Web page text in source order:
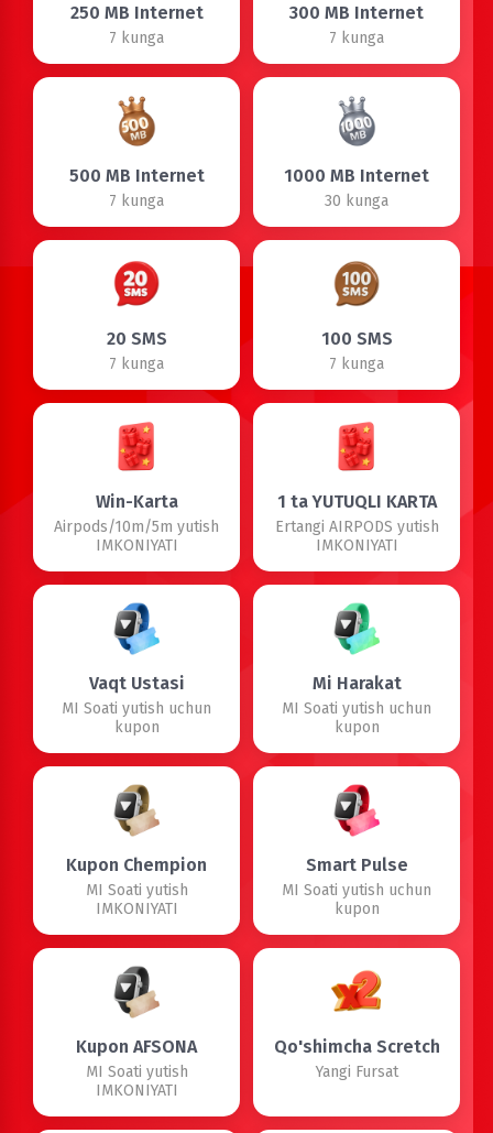
250 MB Internet
7 kunga
300 MB Internet
7 kunga
500 MB Internet
7 kunga
1000 MB Internet
30 kunga
20 SMS
7 kunga
100 SMS
7 kunga
Win-Karta
Airpods/10m/5m yutish
IMKONIYATI
1 ta YUTUQLI KARTA
Ertangi AIRPODS yutish
IMKONIYATI
Vaqt Ustasi
MI Soati yutish uchun
kupon
Mi Harakat
MI Soati yutish uchun
kupon
Kupon Chempion
MI Soati yutish
IMKONIYATI
Smart Pulse
MI Soati yutish uchun
kupon
Kupon AFSONA
MI Soati yutish
IMKONIYATI
Qo'shimcha Scretch
Yangi Fursat